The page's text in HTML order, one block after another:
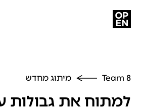
Team 8 מיתוג מחדש
למתוח את גבולות